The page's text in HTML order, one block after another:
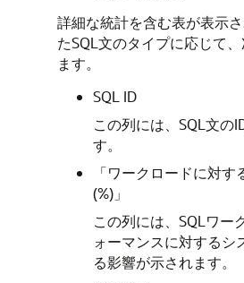
詳細な統計を含む表が表示
たSQL文のタイプに応じて
ます。
SQL ID
この列には、SQL文の
す。
「ワークロードに対
(%)」
この列には、SQLワー
ォーマンスに対するシ
る影響が示されます。